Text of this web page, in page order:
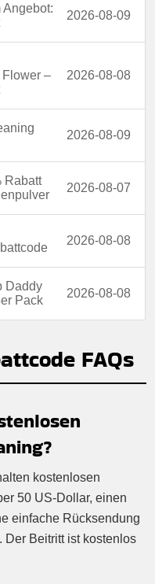
Angebot:
2026-08-09
–
2026-08-08
2026-08-09
Rabatt
2026-08-07
2026-08-08
Daddy
Pack
2026-08-08
FAQs
kostenlosen
50 US-Dollar, einen
einfache Rücksendung
Der Beitritt ist kostenlos